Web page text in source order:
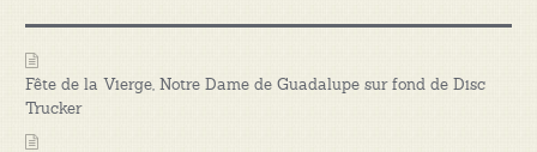
Fête de la Vierge, Notre Dame de Guadalupe sur fond de Disc
Trucker